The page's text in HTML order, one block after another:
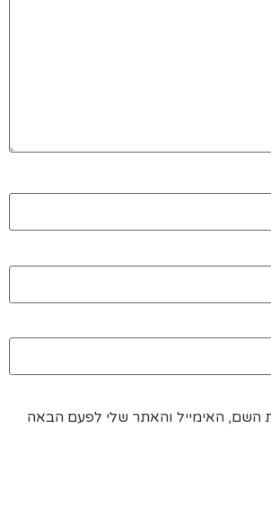
השם, האימייל והאתר שלי לפעם הבאה